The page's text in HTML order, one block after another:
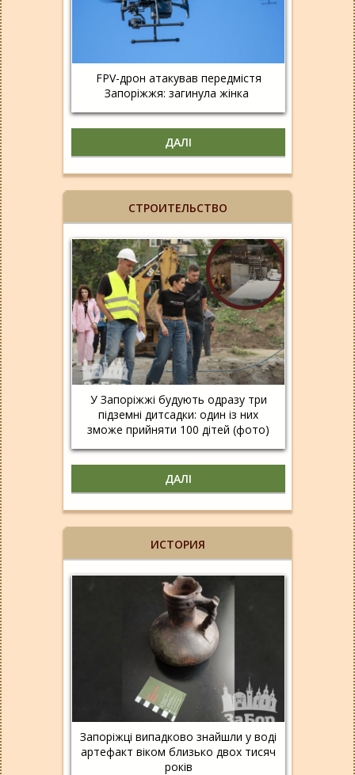
FPV-дрон атакував передмістя
Запоріжжя: загинула жінка
ДАЛІ
СТРОИТЕЛЬСТВО
У Запоріжжі будують одразу три
підземні дитсадки: один із них
зможе прийняти 100 дітей (фото)
ДАЛІ
ИСТОРИЯ
Запоріжці випадково знайшли у воді
артефакт віком близько двох тисяч
років